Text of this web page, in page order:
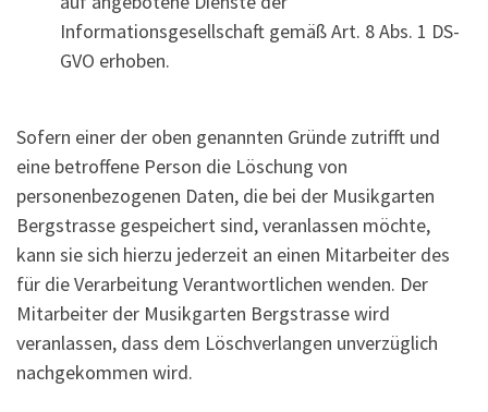
Informationsgesellschaft gemäß Art. 8 Abs. 1 DS-
GVO erhoben.
Sofern einer der oben genannten Gründe zutrifft und
eine betroffene Person die Löschung von
personenbezogenen Daten, die bei der Musikgarten
Bergstrasse gespeichert sind, veranlassen möchte,
kann sie sich hierzu jederzeit an einen Mitarbeiter des
für die Verarbeitung Verantwortlichen wenden. Der
Mitarbeiter der Musikgarten Bergstrasse wird
veranlassen, dass dem Löschverlangen unverzüglich
nachgekommen wird.